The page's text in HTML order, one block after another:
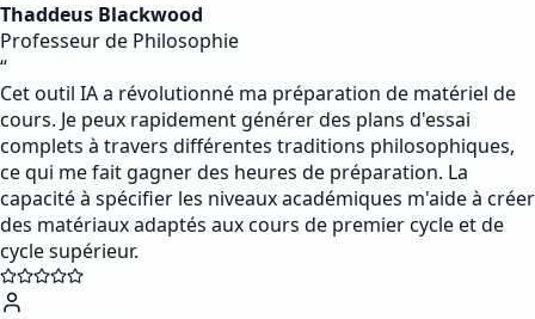
Thaddeus Blackwood
Professeur de Philosophie
“
Cet outil IA a révolutionné ma préparation de matériel de
cours. Je peux rapidement générer des plans d'essai
complets à travers différentes traditions philosophiques,
ce qui me fait gagner des heures de préparation. La
capacité à spécifier les niveaux académiques m'aide à créer
des matériaux adaptés aux cours de premier cycle et de
cycle supérieur.